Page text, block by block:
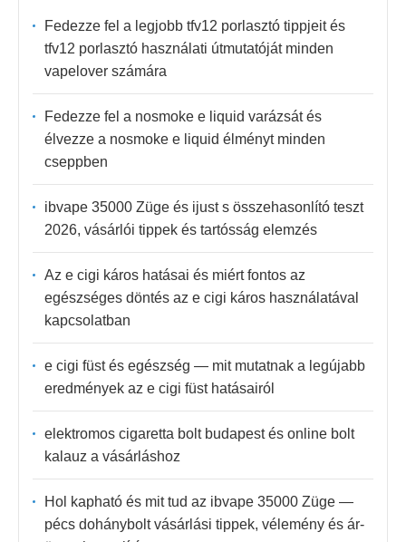
Fedezze fel a legjobb tfv12 porlasztó tippjeit és
tfv12 porlasztó használati útmutatóját minden
vapelover számára
Fedezze fel a nosmoke e liquid varázsát és
élvezze a nosmoke e liquid élményt minden
cseppben
ibvape 35000 Züge és ijust s összehasonlító teszt
2026, vásárlói tippek és tartósság elemzés
Az e cigi káros hatásai és miért fontos az
egészséges döntés az e cigi káros használatával
kapcsolatban
e cigi füst és egészség — mit mutatnak a legújabb
eredmények az e cigi füst hatásairól
elektromos cigaretta bolt budapest és online bolt
kalauz a vásárláshoz
Hol kapható és mit tud az ibvape 35000 Züge —
pécs dohánybolt vásárlási tippek, vélemény és ár-